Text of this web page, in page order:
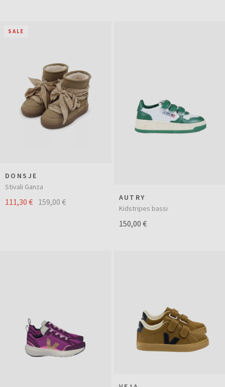
SALE
DONSJE
Stivali Ganza
111,30 € 159,00 €
AUTRY
Kidstripes bassi
150,00 €